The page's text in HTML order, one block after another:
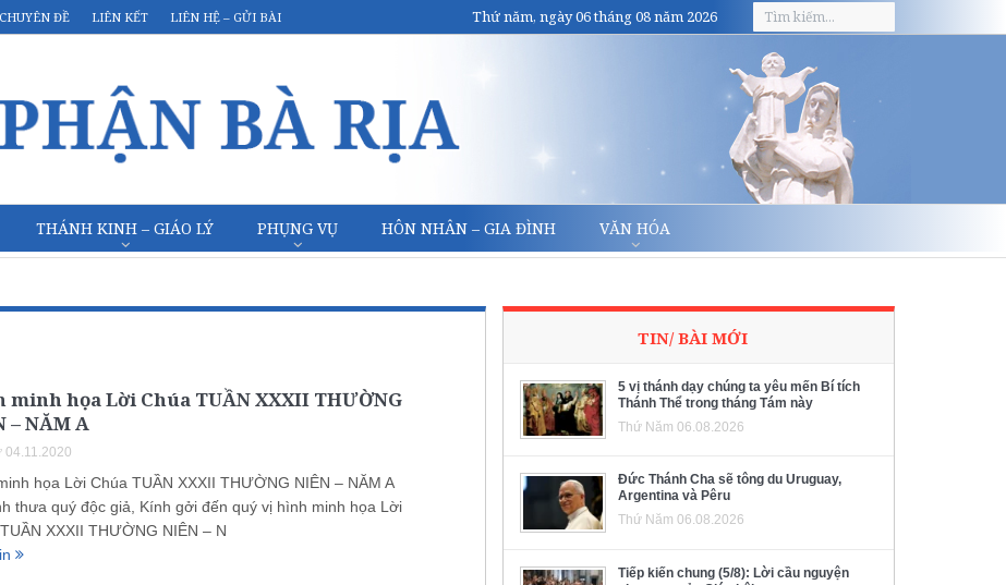
CHUYÊN ĐỀ LIÊN KẾT LIÊN HỆ – GỬI BÀI Thứ năm, ngày 06 tháng 08 năm 2026
THÁNH KINH – GIÁO LÝ PHỤNG VỤ HÔN NHÂN – GIA ĐÌNH VĂN HÓA
minh họa Lời Chúa TUẦN XXXII THƯỜNG
– NĂM A
04.11.2020
họa Lời Chúa TUẦN XXXII THƯỜNG NIÊN – NĂM A
thưa quý độc giả, Kính gởi đến quý vị hình minh họa Lời
XXXII THƯỜNG NIÊN – N
TIN/ BÀI MỚI
5 vị thánh dạy chúng ta yêu mến Bí tích
Thánh Thể trong tháng Tám này
Thứ Năm 06.08.2026
Đức Thánh Cha sẽ tông du Uruguay,
Argentina và Pêru
Thứ Năm 06.08.2026
Tiếp kiến chung (5/8): Lời cầu nguyện